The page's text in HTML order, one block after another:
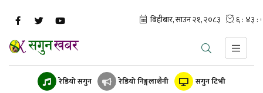
रेडियो सगुन रेडियो निङ्गलाशैनी सगुन टिभी